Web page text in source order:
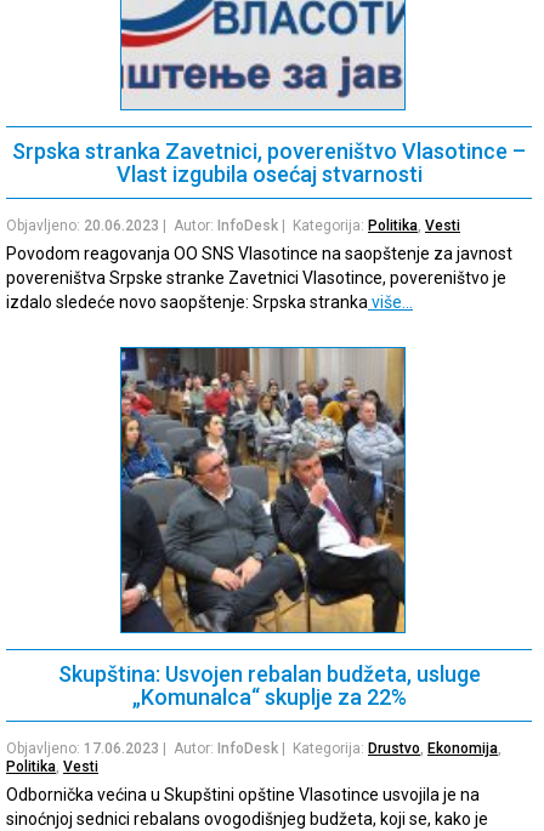
Srpska stranka Zavetnici, povereništvo Vlasotince –
Vlast izgubila osećaj stvarnosti
Objavljeno: 20.06.2023 | Autor: InfoDesk | Kategorija: Politika, Vesti
Povodom reagovanja OO SNS Vlasotince na saopštenje za javnost
povereništva Srpske stranke Zavetnici Vlasotince, povereništvo je
izdalo sledeće novo saopštenje: Srpska stranka više…
Skupština: Usvojen rebalan budžeta, usluge
„Komunalca“ skuplje za 22%
Objavljeno: 17.06.2023 | Autor: InfoDesk | Kategorija: Drustvo, Ekonomija,
Politika, Vesti
Odbornička većina u Skupštini opštine Vlasotince usvojila je na
sinoćnjoj sednici rebalans ovogodišnjeg budžeta, koji se, kako je